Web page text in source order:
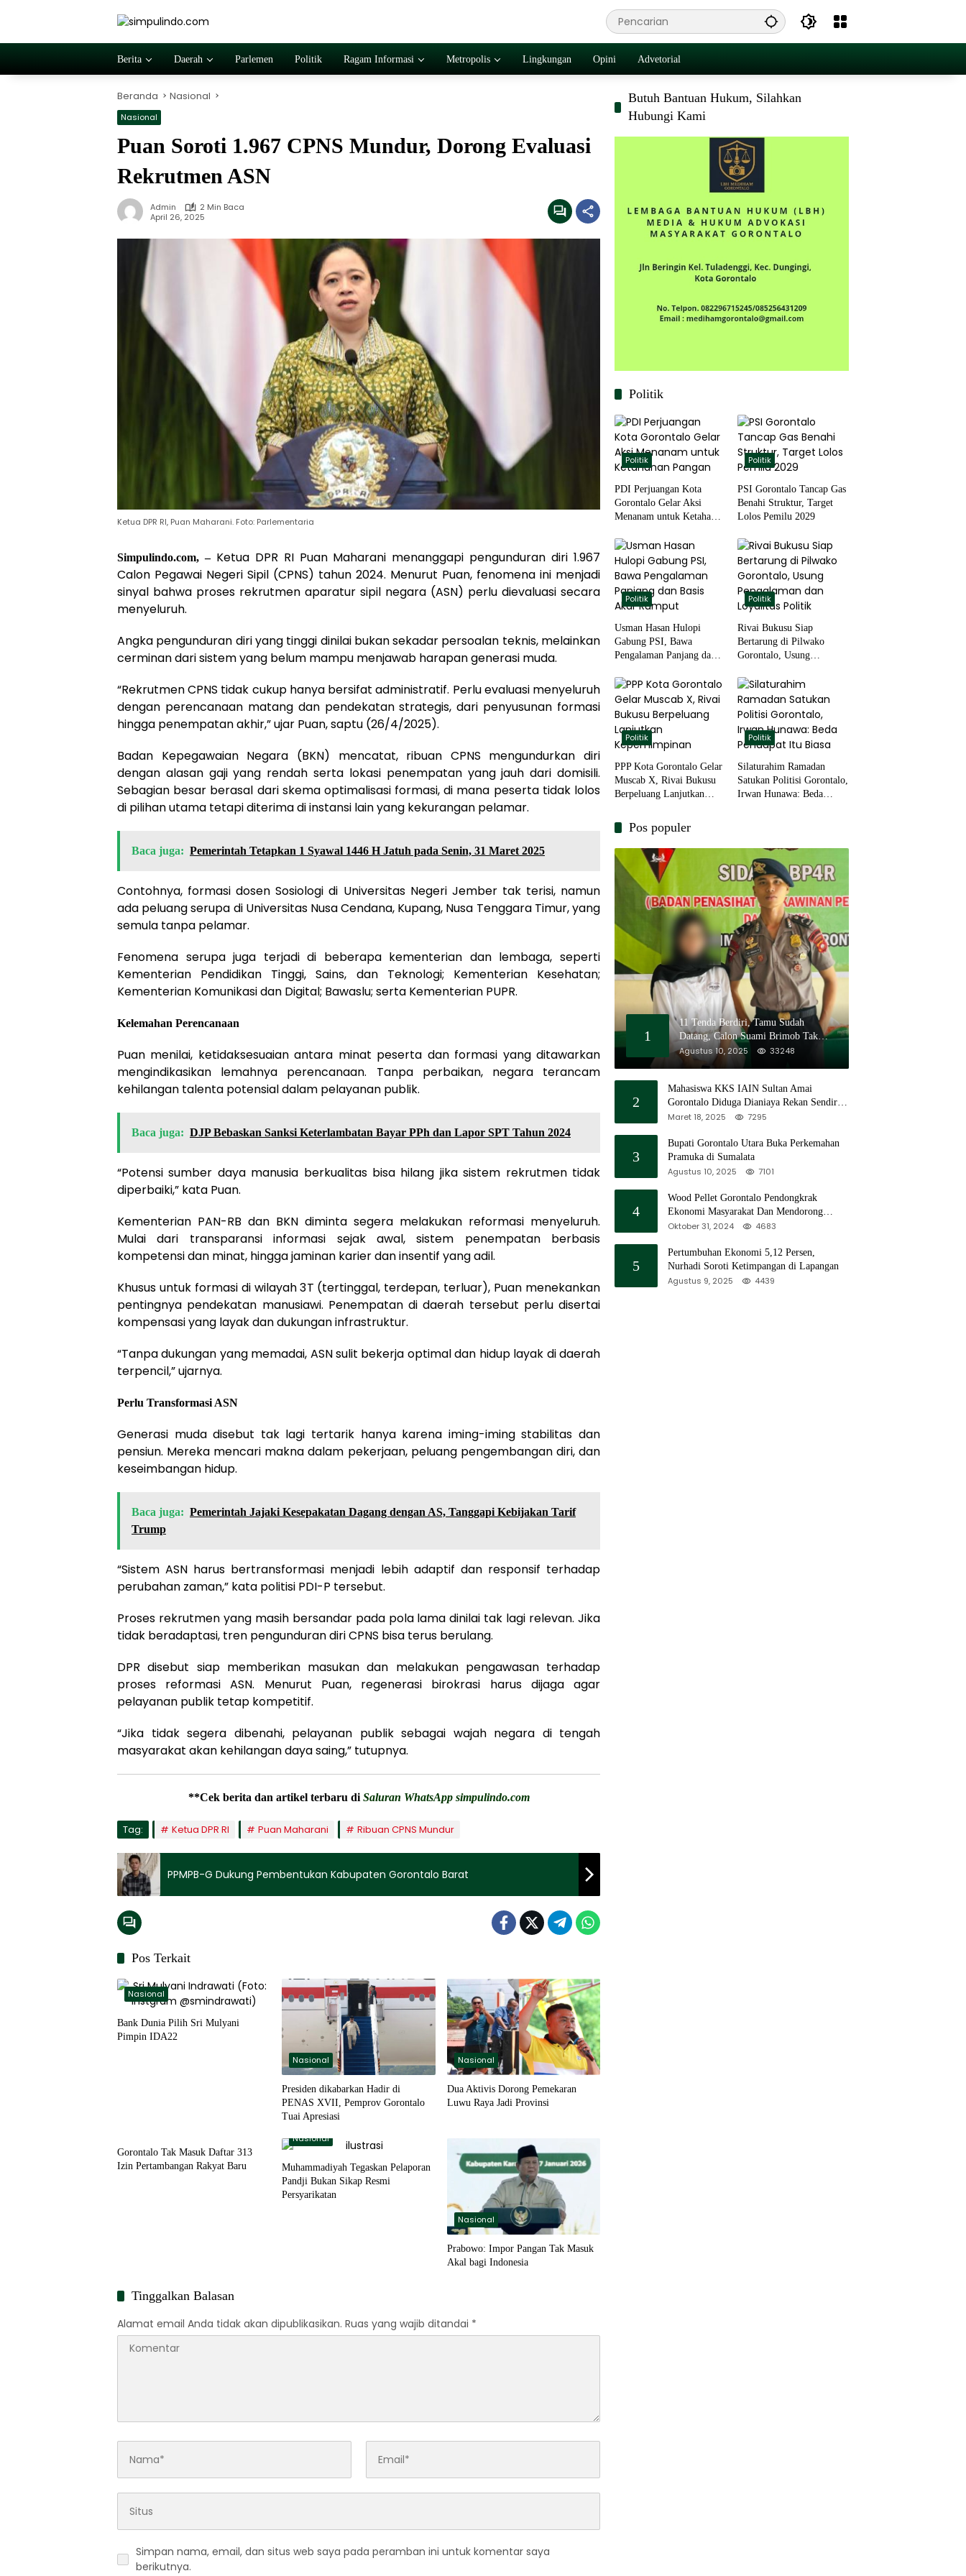
Berita Daerah Parlemen Politik Ragam Informasi Metropolis Lingkungan Opini Advetorial
Beranda Nasional
Nasional
Puan Soroti 1.967 CPNS Mundur, Dorong Evaluasi
Rekrutmen ASN
Admin
2 Min Baca
April 26, 2025
Ketua DPR RI, Puan Maharani. Foto: Parlementaria
Simpulindo.com, – Ketua DPR RI Puan Maharani menanggapi pengunduran diri 1.967
Calon Pegawai Negeri Sipil (CPNS) tahun 2024. Menurut Puan, fenomena ini menjadi
sinyal bahwa proses rekrutmen aparatur sipil negara (ASN) perlu dievaluasi secara
menyeluruh.
Angka pengunduran diri yang tinggi dinilai bukan sekadar persoalan teknis, melainkan
cerminan dari sistem yang belum mampu menjawab harapan generasi muda.
“Rekrutmen CPNS tidak cukup hanya bersifat administratif. Perlu evaluasi menyeluruh
dengan perencanaan matang dan pendekatan strategis, dari penyusunan formasi
hingga penempatan akhir,” ujar Puan, saptu (26/4/2025).
Badan Kepegawaian Negara (BKN) mencatat, ribuan CPNS mengundurkan diri
dengan alasan gaji yang rendah serta lokasi penempatan yang jauh dari domisili.
Sebagian besar berasal dari skema optimalisasi formasi, di mana peserta tidak lolos
di pilihan utama tetapi diterima di instansi lain yang kekurangan pelamar.
Baca juga: Pemerintah Tetapkan 1 Syawal 1446 H Jatuh pada Senin, 31 Maret 2025
Contohnya, formasi dosen Sosiologi di Universitas Negeri Jember tak terisi, namun
ada peluang serupa di Universitas Nusa Cendana, Kupang, Nusa Tenggara Timur, yang
semula tanpa pelamar.
Fenomena serupa juga terjadi di beberapa kementerian dan lembaga, seperti
Kementerian Pendidikan Tinggi, Sains, dan Teknologi; Kementerian Kesehatan;
Kementerian Komunikasi dan Digital; Bawaslu; serta Kementerian PUPR.
Kelemahan Perencanaan
Puan menilai, ketidaksesuaian antara minat peserta dan formasi yang ditawarkan
mengindikasikan lemahnya perencanaan. Tanpa perbaikan, negara terancam
kehilangan talenta potensial dalam pelayanan publik.
Baca juga: DJP Bebaskan Sanksi Keterlambatan Bayar PPh dan Lapor SPT Tahun 2024
“Potensi sumber daya manusia berkualitas bisa hilang jika sistem rekrutmen tidak
diperbaiki,” kata Puan.
Kementerian PAN-RB dan BKN diminta segera melakukan reformasi menyeluruh.
Mulai dari transparansi informasi sejak awal, sistem penempatan berbasis
kompetensi dan minat, hingga jaminan karier dan insentif yang adil.
Khusus untuk formasi di wilayah 3T (tertinggal, terdepan, terluar), Puan menekankan
pentingnya pendekatan manusiawi. Penempatan di daerah tersebut perlu disertai
kompensasi yang layak dan dukungan infrastruktur.
“Tanpa dukungan yang memadai, ASN sulit bekerja optimal dan hidup layak di daerah
terpencil,” ujarnya.
Perlu Transformasi ASN
Generasi muda disebut tak lagi tertarik hanya karena iming-iming stabilitas dan
pensiun. Mereka mencari makna dalam pekerjaan, peluang pengembangan diri, dan
keseimbangan hidup.
Baca juga: Pemerintah Jajaki Kesepakatan Dagang dengan AS, Tanggapi Kebijakan Tarif
Trump
“Sistem ASN harus bertransformasi menjadi lebih adaptif dan responsif terhadap
perubahan zaman,” kata politisi PDI-P tersebut.
Proses rekrutmen yang masih bersandar pada pola lama dinilai tak lagi relevan. Jika
tidak beradaptasi, tren pengunduran diri CPNS bisa terus berulang.
DPR disebut siap memberikan masukan dan melakukan pengawasan terhadap
proses reformasi ASN. Menurut Puan, regenerasi birokrasi harus dijaga agar
pelayanan publik tetap kompetitif.
“Jika tidak segera dibenahi, pelayanan publik sebagai wajah negara di tengah
masyarakat akan kehilangan daya saing,” tutupnya.
**Cek berita dan artikel terbaru di Saluran WhatsApp simpulindo.com
Tag: Ketua DPR RI Puan Maharani Ribuan CPNS Mundur
PPMPB-G Dukung Pembentukan Kabupaten Gorontalo Barat
Pos Terkait
Nasional
Bank Dunia Pilih Sri Mulyani
Pimpin IDA22
Nasional
Presiden dikabarkan Hadir di
PENAS XVII, Pemprov Gorontalo
Tuai Apresiasi
Nasional
Dua Aktivis Dorong Pemekaran
Luwu Raya Jadi Provinsi
Gorontalo Tak Masuk Daftar 313
Izin Pertambangan Rakyat Baru
Nasional
Muhammadiyah Tegaskan Pelaporan
Pandji Bukan Sikap Resmi
Persyarikatan
Nasional
Prabowo: Impor Pangan Tak Masuk
Akal bagi Indonesia
Tinggalkan Balasan
Alamat email Anda tidak akan dipublikasikan. Ruas yang wajib ditandai *
Simpan nama, email, dan situs web saya pada peramban ini untuk komentar saya
berikutnya.
Butuh Bantuan Hukum, Silahkan
Hubungi Kami
Politik
Politik
PDI Perjuangan Kota
Gorontalo Gelar Aksi
Menanam untuk Ketahanan
Politik
PSI Gorontalo Tancap Gas
Benahi Struktur, Target
Lolos Pemilu 2029
Politik
Usman Hasan Hulopi
Gabung PSI, Bawa
Pengalaman Panjang dan
Politik
Rivai Bukusu Siap
Bertarung di Pilwako
Gorontalo, Usung
Politik
Politik
PPP Kota Gorontalo Gelar
Muscab X, Rivai Bukusu
Berpeluang Lanjutkan
Politik
Silaturahim Ramadan
Satukan Politisi Gorontalo,
Irwan Hunawa: Beda
Pos populer
1
11 Tenda Berdiri, Tamu Sudah
Datang, Calon Suami Brimob Tak
Pernah Muncul
Agustus 10, 2025 33248
2
Mahasiswa KKS IAIN Sultan Amai
Gorontalo Diduga Dianiaya Rekan Sendiri
di Popayato Barat
Maret 18, 2025 7295
3
Bupati Gorontalo Utara Buka Perkemahan
Pramuka di Sumalata
Agustus 10, 2025 7101
4
Wood Pellet Gorontalo Pendongkrak
Ekonomi Masyarakat Dan Mendorong
Peningkatan PAD Gorontalo
Oktober 31, 2024 4683
5
Pertumbuhan Ekonomi 5,12 Persen,
Nurhadi Soroti Ketimpangan di Lapangan
Agustus 9, 2025 4439